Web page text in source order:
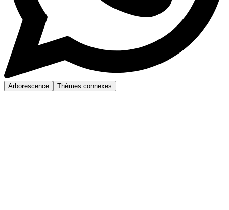
Arborescence Thèmes connexes